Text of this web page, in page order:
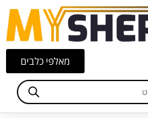
מאלפי כלבים